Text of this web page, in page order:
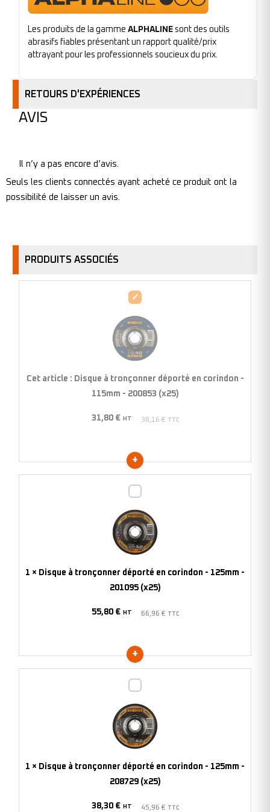
Les produits de la gamme ALPHALINE sont des outils
abrasifs fiables présentant un rapport qualité/prix
attrayant pour les professionnels soucieux du prix.
RETOURS D'EXPÉRIENCES
AVIS
Il n’y a pas encore d’avis.
Seuls les clients connectés ayant acheté ce produit ont la
possibilité de laisser un avis.
PRODUITS ASSOCIÉS
Disque
tronçonner
déporté
en
-
Cet article : Disque à tronçonner déporté en corindon -
115mm - 200853 (x25)
31,80 € HT 38,16 € TTC
tronçonner
déporté
en
corindon
-
1 × Disque à tronçonner déporté en corindon - 125mm -
201095 (x25)
55,80 € HT 66,96 € TTC
tronçonner
déporté
en
corindon
-
1 × Disque à tronçonner déporté en corindon - 125mm -
208729 (x25)
38,30 € HT 45,96 € TTC